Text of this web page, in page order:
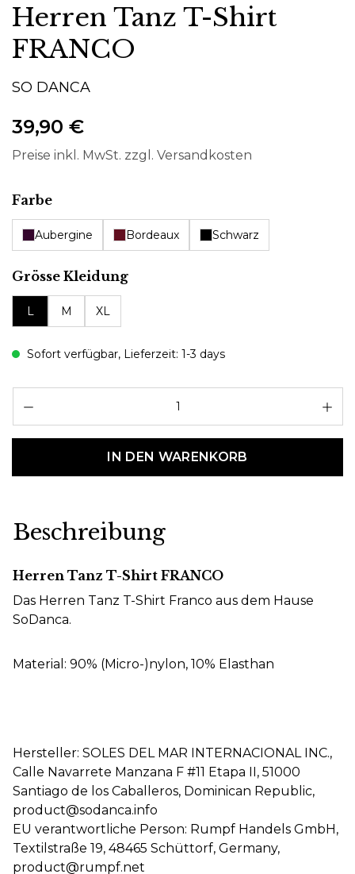
Herren Tanz T-Shirt
FRANCO
SO DANCA
39,90 €
Preise inkl. MwSt. zzgl. Versandkosten
Farbeauswählen
Aubergine Bordeaux Schwarz
Grösse Kleidungauswählen
L M XL
Sofort verfügbar, Lieferzeit: 1-3 days
IN DEN WARENKORB
Beschreibung
Herren Tanz T-Shirt FRANCO
Das Herren Tanz T-Shirt Franco aus dem Hause
SoDanca.
Material: 90% (Micro-)nylon, 10% Elasthan
Hersteller: SOLES DEL MAR INTERNACIONAL INC.,
Calle Navarrete Manzana F #11 Etapa II, 51000
Santiago de los Caballeros, Dominican Republic,
product@sodanca.info
EU verantwortliche Person: Rumpf Handels GmbH,
Textilstraße 19, 48465 Schüttorf, Germany,
product@rumpf.net